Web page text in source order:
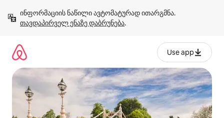
გადასვლა
თავდაპირველ ენაზე დაბრუნება.
Use app